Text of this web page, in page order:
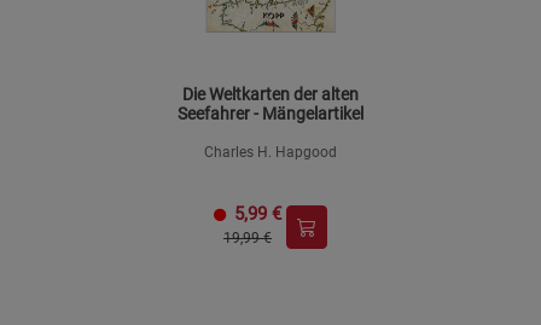
Die Weltkarten der alten
Seefahrer - Mängelartikel
Charles H. Hapgood
5,99 €
19,99 €